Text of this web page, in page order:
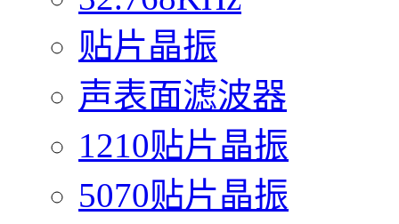
贴片晶振
声表面滤波器
1210贴片晶振
5070贴片晶振